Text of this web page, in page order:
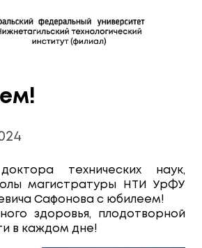
технических наук,
магистратуры НТИ УрФУ
Сафонова с юбилеем!
здоровья, плодотворной
в каждом дне!